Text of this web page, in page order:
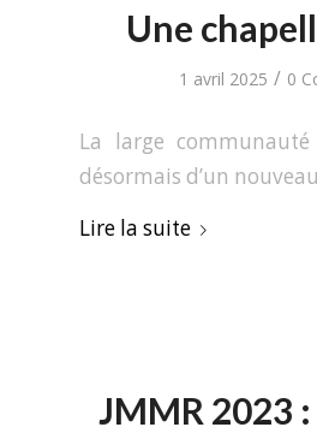
Une
1 avril 2025 / 0
La large
désormais d’un
Lire la suite
JMMR 2023